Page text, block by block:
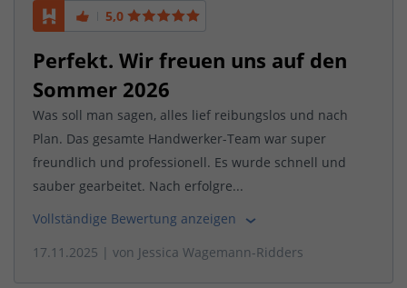
5,0
Perfekt. Wir freuen uns auf den
Sommer 2026
Was soll man sagen, alles lief reibungslos und nach
Plan. Das gesamte Handwerker-Team war super
freundlich und professionell. Es wurde schnell und
sauber gearbeitet. Nach erfolgre...
Vollständige Bewertung anzeigen
17.11.2025 | von Jessica Wagemann-Ridders